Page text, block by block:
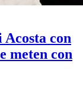
con
meten con